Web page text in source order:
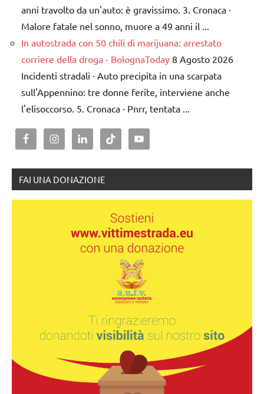
anni travolto da un'auto: è gravissimo. 3. Cronaca ·
Malore fatale nel sonno, muore a 49 anni il ...
In autostrada con 50 chili di marijuana: arrestato
corriere della droga - BolognaToday 8 Agosto 2026
Incidenti stradali · Auto precipita in una scarpata
sull'Appennino: tre donne ferite, interviene anche
l'elisoccorso. 5. Cronaca · Pnrr, tentata ...
FAI UNA DONAZIONE